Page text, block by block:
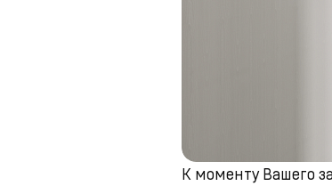
К моменту Вашего